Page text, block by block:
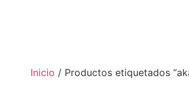
Inicio / Productos etiquetados